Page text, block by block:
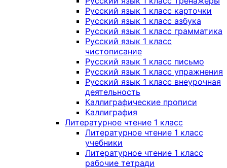
Русский язык 1 класс карточки
Русский язык 1 класс азбука
Русский язык 1 класс грамматика
Русский язык 1 класс
чистописание
Русский язык 1 класс письмо
Русский язык 1 класс упражнения
Русский язык 1 класс внеурочная
деятельность
Каллиграфические прописи
Каллиграфия
Литературное чтение 1 класс
Литературное чтение 1 класс
учебники
Литературное чтение 1 класс
рабочие тетради